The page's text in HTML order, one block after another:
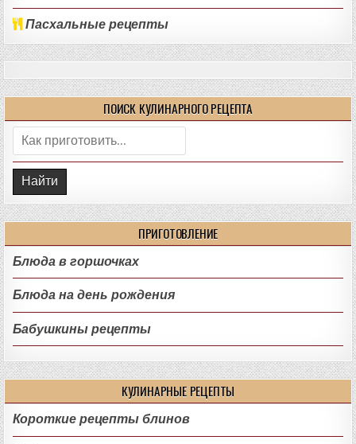
Пасхальные рецепты
ПОИСК КУЛИНАРНОГО РЕЦЕПТА
Поиск:
ПРИГОТОВЛЕНИЕ
Блюда в горшочках
Блюда на день рождения
Бабушкины рецепты
КУЛИНАРНЫЕ РЕЦЕПТЫ
Короткие рецепты блинов